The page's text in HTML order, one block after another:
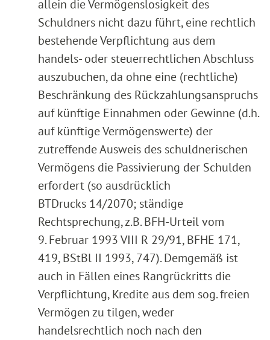
allein die Vermögenslosigkeit des
Schuldners nicht dazu führt, eine rechtlich
bestehende Verpflichtung aus dem
handels- oder steuerrechtlichen Abschluss
auszubuchen, da ohne eine (rechtliche)
Beschränkung des Rückzahlungsanspruchs
auf künftige Einnahmen oder Gewinne (d.h.
auf künftige Vermögenswerte) der
zutreffende Ausweis des schuldnerischen
Vermögens die Passivierung der Schulden
erfordert (so ausdrücklich
BTDrucks 14/2070; ständige
Rechtsprechung, z.B. BFH-Urteil vom
9. Februar 1993 VIII R 29/91, BFHE 171,
419, BStBl II 1993, 747). Demgemäß ist
auch in Fällen eines Rangrückritts die
Verpflichtung, Kredite aus dem sog. freien
Vermögen zu tilgen, weder
handelsrechtlich noch nach den